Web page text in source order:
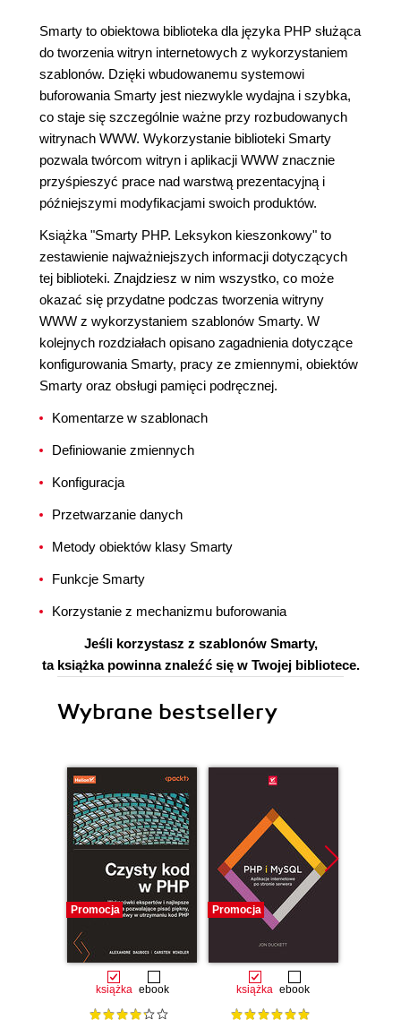
Smarty to obiektowa biblioteka dla języka PHP służąca
do tworzenia witryn internetowych z wykorzystaniem
szablonów. Dzięki wbudowanemu systemowi
buforowania Smarty jest niezwykle wydajna i szybka,
co staje się szczególnie ważne przy rozbudowanych
witrynach WWW. Wykorzystanie biblioteki Smarty
pozwala twórcom witryn i aplikacji WWW znacznie
przyśpieszyć prace nad warstwą prezentacyjną i
późniejszymi modyfikacjami swoich produktów.
Książka "Smarty PHP. Leksykon kieszonkowy" to
zestawienie najważniejszych informacji dotyczących
tej biblioteki. Znajdziesz w nim wszystko, co może
okazać się przydatne podczas tworzenia witryny
WWW z wykorzystaniem szablonów Smarty. W
kolejnych rozdziałach opisano zagadnienia dotyczące
konfigurowania Smarty, pracy ze zmiennymi, obiektów
Smarty oraz obsługi pamięci podręcznej.
Komentarze w szablonach
Definiowanie zmiennych
Konfiguracja
Przetwarzanie danych
Metody obiektów klasy Smarty
Funkcje Smarty
Korzystanie z mechanizmu buforowania
Jeśli korzystasz z szablonów Smarty,
ta książka powinna znaleźć się w Twojej bibliotece.
Wybrane bestsellery
Promocja
książka ebook
Promocja
książka ebook